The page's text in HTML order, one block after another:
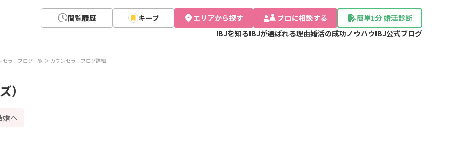
閲覧履歴 キープ エリアから探す プロに相談する
簡単1分 婚活診断
IBJを知るIBJが選ばれる理由婚活の成功ノウハウIBJ公式ブログ
セラーブログ一覧 カウンセラーブログ詳細
）
婚へ